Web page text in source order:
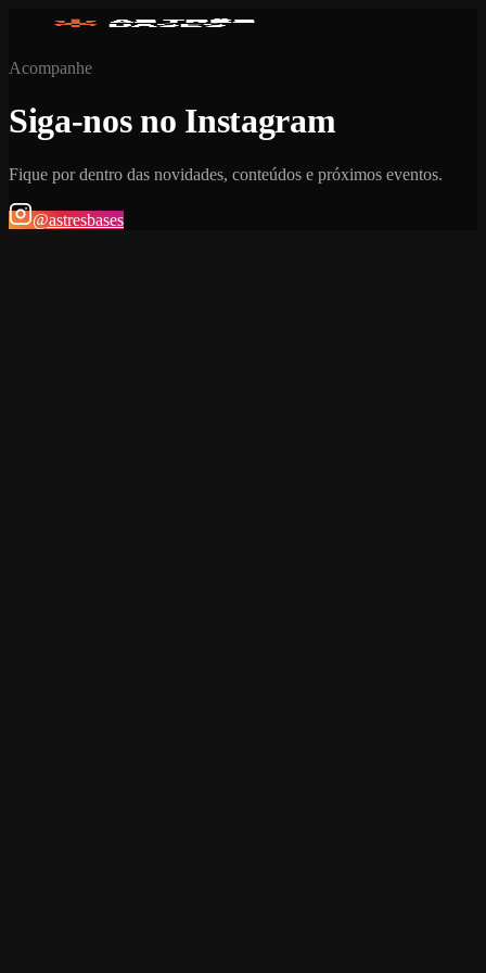
Acompanhe
Siga-nos no Instagram
Fique por dentro das novidades, conteúdos e próximos eventos.
@astresbases